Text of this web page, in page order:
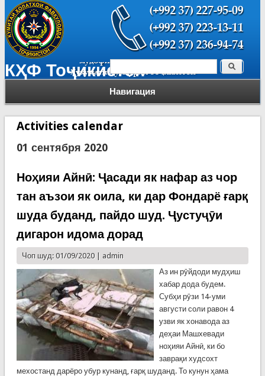
КҲФ Тоҷикистон
Навигация
Форма поиска Поиск
Activities calendar
01 сентября 2020
Ноҳияи Айнӣ: Ҷасади як нафар аз чор
тан аъзои як оила, ки дар Фондарё ғарқ
шуда буданд, пайдо шуд. Ҷустуҷӯи
дигарон идома дорад
Чоп шуд: 01/09/2020 | admin
Аз ин рӯйдоди мудҳиш
хабар дода будем.
Субҳи рӯзи 14-уми
августи соли равон 4
узви як хонавода аз
деҳаи Машхевади
ноҳияи Айнӣ, ки бо
заврақи худсохт
мехостанд дарёро убур кунанд, ғарқ шуданд. То кунун ҳама